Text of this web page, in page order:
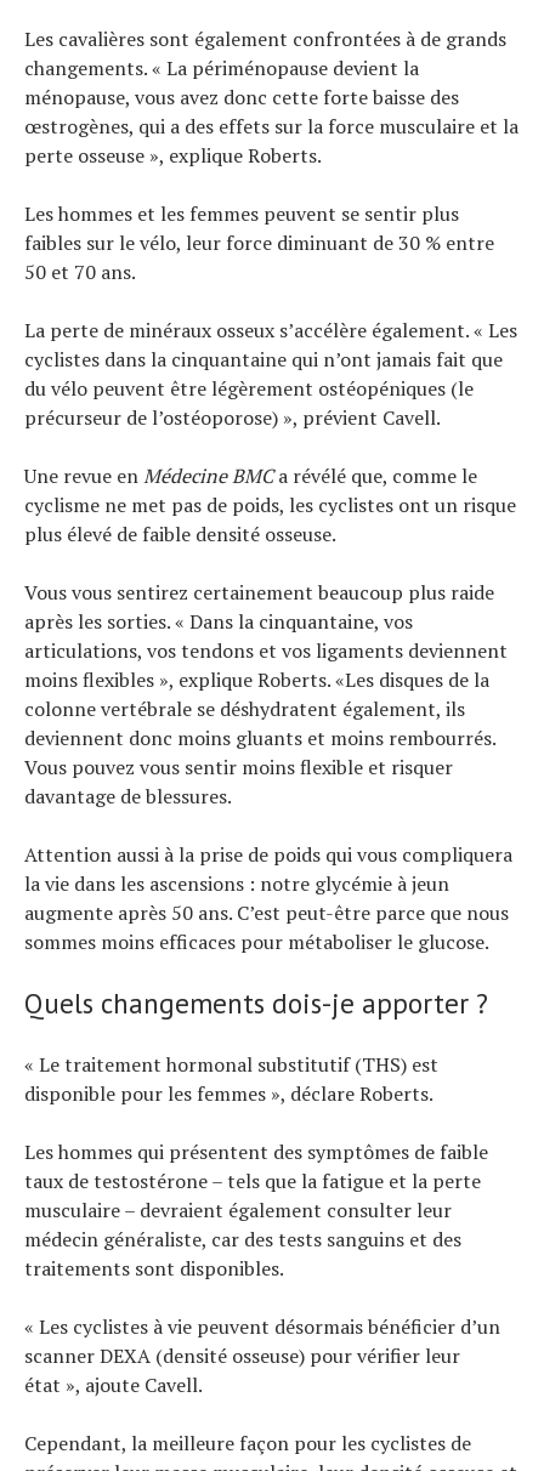
Les cavalières sont également confrontées à de grands
changements. « La périménopause devient la
ménopause, vous avez donc cette forte baisse des
œstrogènes, qui a des effets sur la force musculaire et la
perte osseuse », explique Roberts.
Les hommes et les femmes peuvent se sentir plus
faibles sur le vélo, leur force diminuant de 30 % entre
50 et 70 ans.
La perte de minéraux osseux s’accélère également. « Les
cyclistes dans la cinquantaine qui n’ont jamais fait que
du vélo peuvent être légèrement ostéopéniques (le
précurseur de l’ostéoporose) », prévient Cavell.
Une revue enMédecine BMCa révélé que, comme le
cyclisme ne met pas de poids, les cyclistes ont un risque
plus élevé de faible densité osseuse.
Vous vous sentirez certainement beaucoup plus raide
après les sorties. « Dans la cinquantaine, vos
articulations, vos tendons et vos ligaments deviennent
moins flexibles », explique Roberts. «Les disques de la
colonne vertébrale se déshydratent également, ils
deviennent donc moins gluants et moins rembourrés.
Vous pouvez vous sentir moins flexible et risquer
davantage de blessures.
Attention aussi à la prise de poids qui vous compliquera
la vie dans les ascensions : notre glycémie à jeun
augmente après 50 ans. C’est peut-être parce que nous
sommes moins efficaces pour métaboliser le glucose.
Quels changements dois-je apporter ?
« Le traitement hormonal substitutif (THS) est
disponible pour les femmes », déclare Roberts.
Les hommes qui présentent des symptômes de faible
taux de testostérone – tels que la fatigue et la perte
musculaire – devraient également consulter leur
médecin généraliste, car des tests sanguins et des
traitements sont disponibles.
« Les cyclistes à vie peuvent désormais bénéficier d’un
scanner DEXA (densité osseuse) pour vérifier leur
état », ajoute Cavell.
Cependant, la meilleure façon pour les cyclistes de